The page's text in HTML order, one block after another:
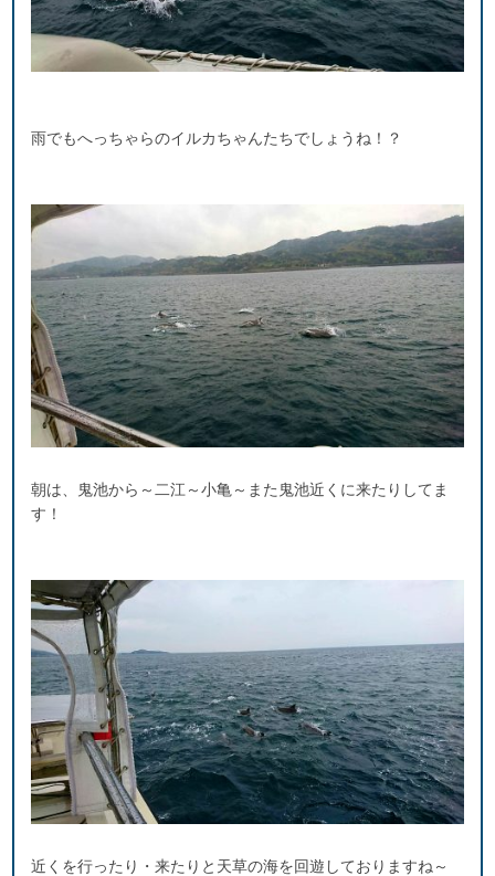
雨でもへっちゃらのイルカちゃんたちでしょうね！？
朝は、鬼池から～二江～小亀～また鬼池近くに来たりしてま
す！
近くを行ったり・来たりと天草の海を回遊しておりますね～